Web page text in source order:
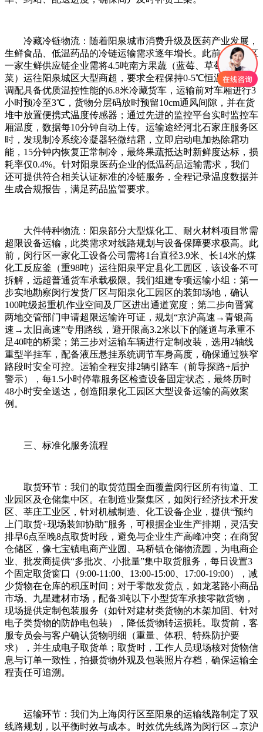
冷藏冷链物流：随着阳泉城市消费升级及医药产业发展，
生鲜食品、低温药品的冷链运输需求逐年增长。此前，闵行区
一家生鲜供应链企业需将4.5吨南方果蔬（蓝莓、草莓、绿叶
菜）运往阳泉城区大型商超，要求全程保持0-5℃恒温。我们
调配具备优质温控性能的6.8米冷藏货车，运输前对车厢进行3
小时预冷至3℃，货物分层码放时预留10cm通风间隙，并在货
堆中放置便携式温度传感器；通过先进的监控平台实时监控车
厢温度，数据每10分钟自动上传。运输途经河北石家庄服务区
时，发现制冷系统冷凝器轻微结霜，立即启动电加热除霜功
能，15分钟内恢复正常制冷，最终果蔬抵达时新鲜度达标，损
耗率仅0.4%。针对阳泉医药企业的低温药品运输需求，我们
还可提供符合相关认证标准的冷链服务，全程记录温度数据并
生成合规报告，满足药品监管要求。
大件特种物流：阳泉部分大型煤化工、耐火材料项目常需
超限设备运输，此类需求对线路规划与设备保障要求极高。此
前，闵行区一家化工设备公司需将1台直径3.9米、长14米的煤
化工反应釜（重98吨）运往阳泉平定县化工园区，该设备不可
拆解，远超普通货车承载极限。我们组建专项运输小组：第一
步实地勘察闵行发货厂区与阳泉化工园区的装卸场地，确认
100吨级起重机作业空间及厂区进出通道宽度；第二步向晋冀
两地交管部门申请超限运输许可证，规划“京沪高速→青银高
速→太旧高速”专用路线，避开限高3.2米以下的隧道与承重不
足40吨的桥梁；第三步对运输车辆进行定制改装，选用2轴线
重型半挂车，配备液压悬挂系统调节车身高度，确保通过狭窄
路段时安全可控。运输全程安排2辆引路车（前导探路+后护
警示），每1.5小时停靠服务区检查设备固定状态，最终历时
48小时安全送达，创造阳泉化工园区大型设备运输的高效案
例。
三、标准化服务流程
取货环节：我们的取货范围全面覆盖闵行区所有街道、工
业园区及仓储集中区。在制造业聚集区，如闵行经济技术开发
区、莘庄工业区，针对机械制造、化工设备企业，提供“预约
上门取货+现场装卸协助”服务，可根据企业生产排期，灵活安
排早6点至晚8点取货时段，避免与企业生产高峰冲突；在商贸
仓储区，像七宝镇电商产业园、马桥镇仓储物流园，为电商企
业、批发商提供“多批次、小批量”集中取货服务，每日设置3
个固定取货窗口（9:00-11:00、13:00-15:00、17:00-19:00），减
少货物在仓库的积压时间；对于零散发货点，如龙茗路小商品
市场、九星建材市场，配备3吨以下小型货车承接零散货物，
现场提供定制包装服务（如针对建材类货物的木架加固、针对
电子类货物的防静电包装），降低货物转运损耗。取货前，客
服专员会与客户确认货物明细（重量、体积、特殊防护要
求），并生成电子取货单；取货时，工作人员现场核对货物信
息与订单一致性，拍摄货物外观及包装照片存档，确保运输全
程责任可追溯。
运输环节：我们为上海闵行区至阳泉的运输线路制定了双
线路规划，以平衡时效与成本。时效优先线路为闵行区→京沪